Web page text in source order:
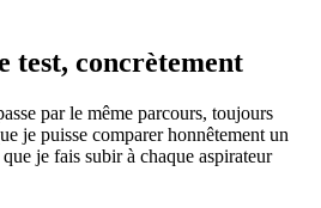
test, concrètement
par le même parcours, toujours
je puisse comparer honnêtement un
je fais subir à chaque aspirateur